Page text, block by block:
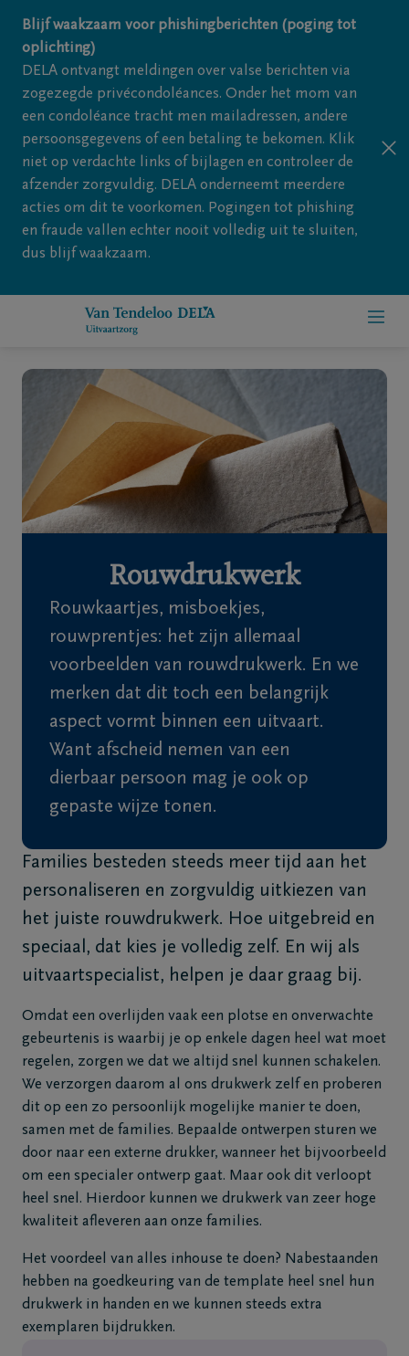
Overslaan en naar inhoud gaan
Blijf waakzaam voor phishingberichten (poging tot
oplichting)
DELA ontvangt meldingen over valse berichten via
zogezegde privécondoléances. Onder het mom van
een condoléance tracht men mailadressen, andere
persoonsgegevens of een betaling te bekomen. Klik
niet op verdachte links of bijlagen en controleer de
afzender zorgvuldig. DELA onderneemt meerdere
acties om dit te voorkomen. Pogingen tot phishing
en fraude vallen echter nooit volledig uit te sluiten,
dus blijf waakzaam.
Home
Wie
we
regelen
Ons
uitvaartcentrum
vragen
Meld een
overlijden
24u/24
34
81
82
80
Rouwdrukwerk
Rouwkaartjes, misboekjes,
rouwprentjes: het zijn allemaal
voorbeelden van rouwdrukwerk. En we
merken dat dit toch een belangrijk
aspect vormt binnen een uitvaart.
Want afscheid nemen van een
dierbaar persoon mag je ook op
gepaste wijze tonen.
Families besteden steeds meer tijd aan het
personaliseren en zorgvuldig uitkiezen van
het juiste rouwdrukwerk. Hoe uitgebreid en
speciaal, dat kies je volledig zelf. En wij als
uitvaartspecialist, helpen je daar graag bij.
Omdat een overlijden vaak een plotse en onverwachte
gebeurtenis is waarbij je op enkele dagen heel wat moet
regelen, zorgen we dat we altijd snel kunnen schakelen.
We verzorgen daarom al ons drukwerk zelf en proberen
dit op een zo persoonlijk mogelijke manier te doen,
samen met de families. Bepaalde ontwerpen sturen we
door naar een externe drukker, wanneer het bijvoorbeeld
om een specialer ontwerp gaat. Maar ook dit verloopt
heel snel. Hierdoor kunnen we drukwerk van zeer hoge
kwaliteit afleveren aan onze families.
Het voordeel van alles inhouse te doen? Nabestaanden
hebben na goedkeuring van de template heel snel hun
drukwerk in handen en we kunnen steeds extra
exemplaren bijdrukken.